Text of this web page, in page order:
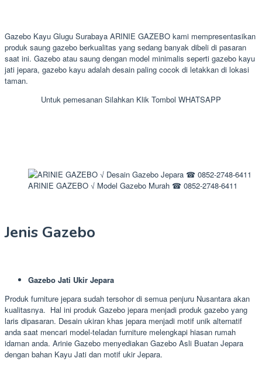
Gazebo Kayu Glugu Surabaya ARINIE GAZEBO kami mempresentasikan
produk saung gazebo berkualitas yang sedang banyak dibeli di pasaran
saat ini. Gazebo atau saung dengan model minimalis seperti gazebo kayu
jati jepara, gazebo kayu adalah desain paling cocok di letakkan di lokasi
taman.
Untuk pemesanan Silahkan Klik Tombol WHATSAPP
ARINIE GAZEBO √ Model Gazebo Murah ☎ 0852-2748-6411
Jenis Gazebo
Gazebo Jati Ukir Jepara
Produk furniture jepara sudah tersohor di semua penjuru Nusantara akan
kualitasnya. Hal ini produk Gazebo jepara menjadi produk gazebo yang
laris dipasaran. Desain ukiran khas jepara menjadi motif unik alternatif
anda saat mencari model-teladan furniture melengkapi hiasan rumah
idaman anda. Arinie Gazebo menyediakan Gazebo Asli Buatan Jepara
dengan bahan Kayu Jati dan motif ukir Jepara.